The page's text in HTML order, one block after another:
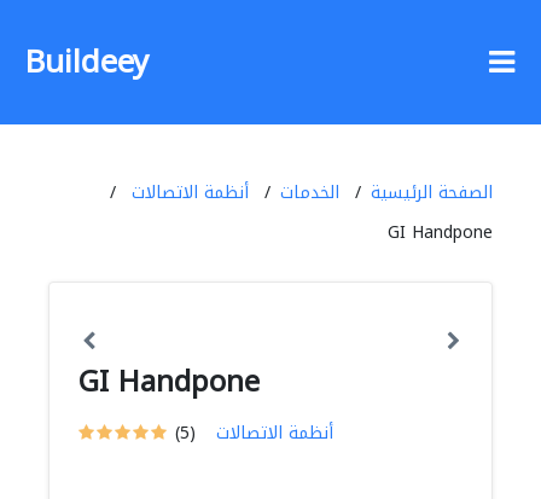
Buildeey
الصفحة الرئيسية الخدمات
أنظمة الاتصالات
GI Handpone
GI Handpone
(5) أنظمة الاتصالات